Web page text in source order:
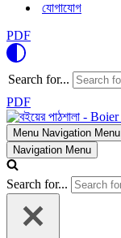
যোগাযোগ
PDF
Search for...
PDF
Menu Navigation Menu
Navigation Menu
Search for...